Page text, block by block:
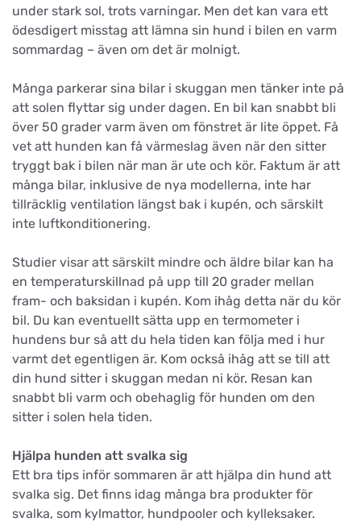
under stark sol, trots varningar. Men det kan vara ett
ödesdigert misstag att lämna sin hund i bilen en varm
sommardag – även om det är molnigt.
Många parkerar sina bilar i skuggan men tänker inte på
att solen flyttar sig under dagen. En bil kan snabbt bli
över 50 grader varm även om fönstret är lite öppet. Få
vet att hunden kan få värmeslag även när den sitter
tryggt bak i bilen när man är ute och kör. Faktum är att
många bilar, inklusive de nya modellerna, inte har
tillräcklig ventilation längst bak i kupén, och särskilt
inte luftkonditionering.
Studier visar att särskilt mindre och äldre bilar kan ha
en temperaturskillnad på upp till 20 grader mellan
fram- och baksidan i kupén. Kom ihåg detta när du kör
bil. Du kan eventuellt sätta upp en termometer i
hundens bur så att du hela tiden kan följa med i hur
varmt det egentligen är. Kom också ihåg att se till att
din hund sitter i skuggan medan ni kör. Resan kan
snabbt bli varm och obehaglig för hunden om den
sitter i solen hela tiden.
Hjälpa hunden att svalka sig
Ett bra tips inför sommaren är att hjälpa din hund att
svalka sig. Det finns idag många bra produkter för
svalka, som kylmattor, hundpooler och kylleksaker.